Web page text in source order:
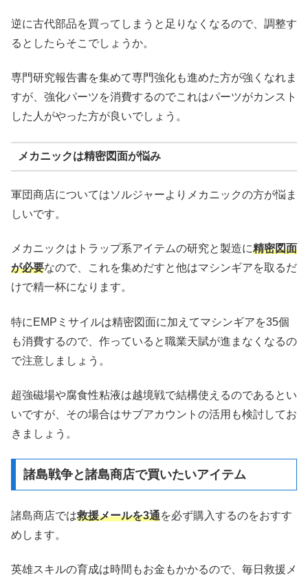
逆に古代部品を買ってしまうと足りなくなるので、調整す
るとしたらそこでしょうか。
専門研究報告書を集めて専門強化も進めた方が強くなれま
すが、強化パーツを消費するのでこれはパーツがカンスト
した人がやった方が良いでしょう。
メカニックは精密図面が悩み
軍団商店についてはソルジャーよりメカニックの方が悩ま
しいです。
メカニックはトラップ系アイテムの研究と製造に精密図面
が必要なので、これを集めだすと他はマシンギアを取るだ
けで精一杯になります。
特にEMPミサイルは精密図面に加えてマシンギアを35個
も消費するので、作っていると職業天賦が進まなくなるの
で注意しましょう。
超強磁場や腐食性粘液は越境戦で結構使えるのであるとい
いですが、その場合はサブアカウントの活用も検討してお
きましょう。
諸島戦争と諸島商店で買いたいアイテム
諸島商店では救援メールを3通を必ず購入するのをおすす
めします。
英雄スキルの育成は時間もお金もかかるので、毎日救援メ